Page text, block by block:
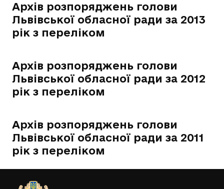
Архів розпоряджень голови
Львівської обласної ради за 2013
рік з переліком
Архів розпоряджень голови
Львівської обласної ради за 2012
рік з переліком
Архів розпоряджень голови
Львівської обласної ради за 2011
рік з переліком